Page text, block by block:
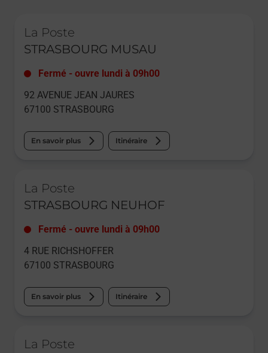
La Poste
STRASBOURG MUSAU
Fermé - ouvre lundi à 09h00
92 AVENUE JEAN JAURES
67100 STRASBOURG
En savoir plus Itinéraire
La Poste
STRASBOURG NEUHOF
Fermé - ouvre lundi à 09h00
4 RUE RICHSHOFFER
67100 STRASBOURG
En savoir plus Itinéraire
La Poste